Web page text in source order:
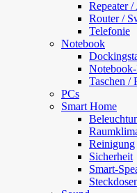
Repeater /
Router /
Telefonie
Notebook
Taschen /
PCs
Smart Home
Reinigung
Sicherheit
Smart-